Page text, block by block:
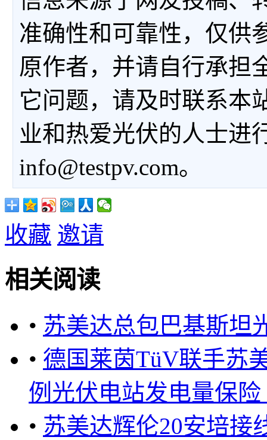
准确性和可靠性，仅供
原作者，并请自行承担
它问题，请及时联系本
业和热爱光伏的人士进
info@testpv.com。
收藏 邀请
相关阅读
• 苏美达总包巴基斯坦
• 德国莱茵TüV联手苏
例光伏电站发电量保险
• 苏美达辉伦20安培接